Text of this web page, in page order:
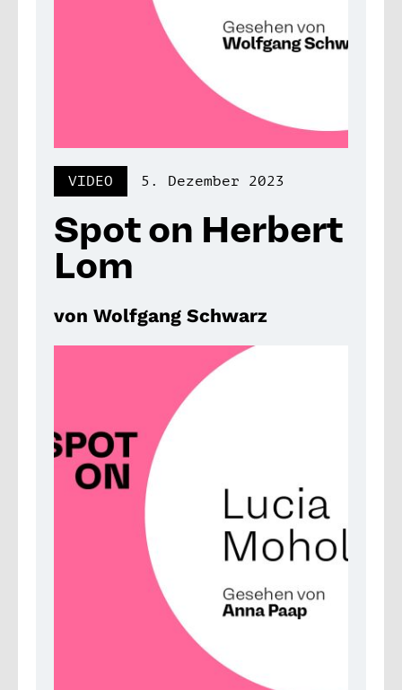
VIDEO 5. Dezember 2023
Spot on Herbert
Lom
von Wolfgang Schwarz